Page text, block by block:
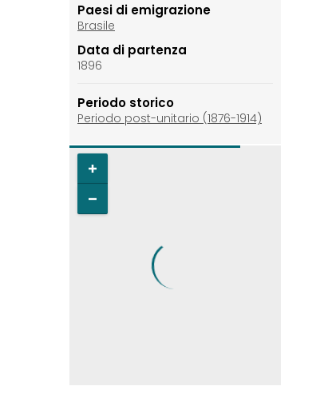
Paesi di emigrazione
Brasile
Data di partenza
1896
Periodo storico
Periodo post-unitario (1876-1914)